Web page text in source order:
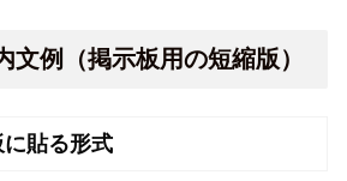
文例（掲示板用の短縮版）
貼る形式